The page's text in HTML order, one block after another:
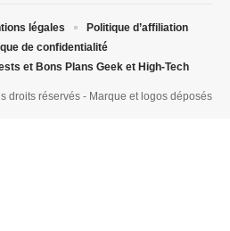
droits réservés - Marque et logos déposés
légales
Politique d’affiliation
de confidentialité
et Bons Plans Geek et High-Tech